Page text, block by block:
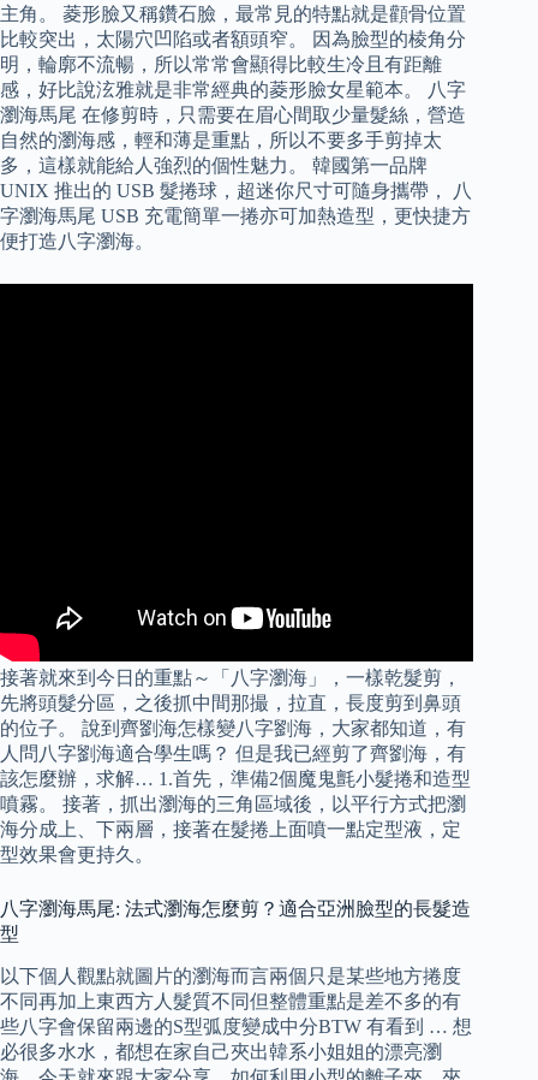
主角。 菱形臉又稱鑽石臉，最常見的特點就是顴骨位置
比較突出，太陽穴凹陷或者額頭窄。 因為臉型的棱角分
明，輪廓不流暢，所以常常會顯得比較生冷且有距離
感，好比說泫雅就是非常經典的菱形臉女星範本。 八字
瀏海馬尾 在修剪時，只需要在眉心間取少量髮絲，營造
自然的瀏海感，輕和薄是重點，所以不要多手剪掉太
多，這樣就能給人強烈的個性魅力。 韓國第一品牌
UNIX 推出的 USB 髮捲球，超迷你尺寸可隨身攜帶， 八
字瀏海馬尾 USB 充電簡單一捲亦可加熱造型，更快捷方
便打造八字瀏海。
接著就來到今日的重點～「八字瀏海」，一樣乾髮剪，
先將頭髮分區，之後抓中間那撮，拉直，長度剪到鼻頭
的位子。 說到齊劉海怎樣變八字劉海，大家都知道，有
人問八字劉海適合學生嗎？ 但是我已經剪了齊劉海，有
該怎麼辦，求解… 1.首先，準備2個魔鬼氈小髮捲和造型
噴霧。 接著，抓出瀏海的三角區域後，以平行方式把瀏
海分成上、下兩層，接著在髮捲上面噴一點定型液，定
型效果會更持久。
八字瀏海馬尾: 法式瀏海怎麼剪？適合亞洲臉型的長髮造
型
以下個人觀點就圖片的瀏海而言兩個只是某些地方捲度
不同再加上東西方人髮質不同但整體重點是差不多的有
些八字會保留兩邊的S型弧度變成中分BTW 有看到 … 想
必很多水水，都想在家自己夾出韓系小姐姐的漂亮瀏